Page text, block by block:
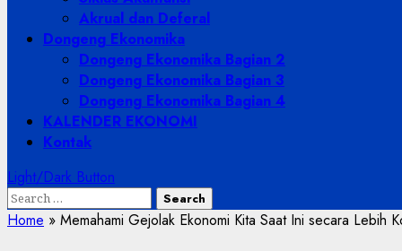
Akrual dan Deferal
Dongeng Ekonomika
Dongeng Ekonomika Bagian 2
Dongeng Ekonomika Bagian 3
Dongeng Ekonomika Bagian 4
KALENDER EKONOMI
Kontak
Light/Dark Button
Search
for:
Home » Memahami Gejolak Ekonomi Kita Saat Ini secara Lebih